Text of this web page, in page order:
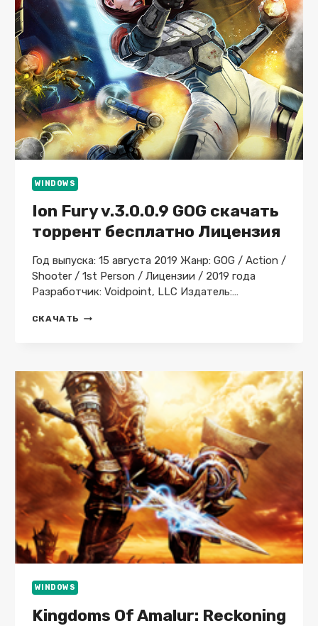
WINDOWS
Ion Fury v.3.0.0.9 GOG скачать
торрент бесплатно Лицензия
Год выпуска: 15 августа 2019 Жанр: GOG / Action /
Shooter / 1st Person / Лицензии / 2019 года
Разработчик: Voidpoint, LLC Издатель:…
СКАЧАТЬ ION
ТОРРЕНТ
БЕСПЛАТНО
ЛИЦЕНЗИЯ
WINDOWS
Kingdoms Of Amalur: Reckoning